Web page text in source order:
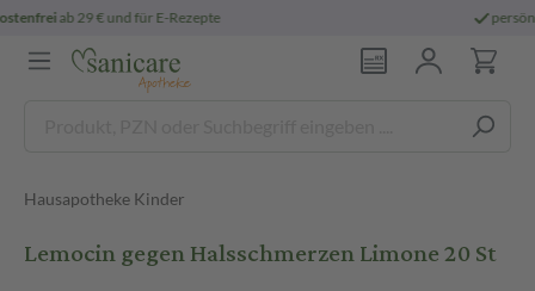
persönliche
Hausapotheke Kinder
Lemocin gegen Halsschmerzen Limone 20 St